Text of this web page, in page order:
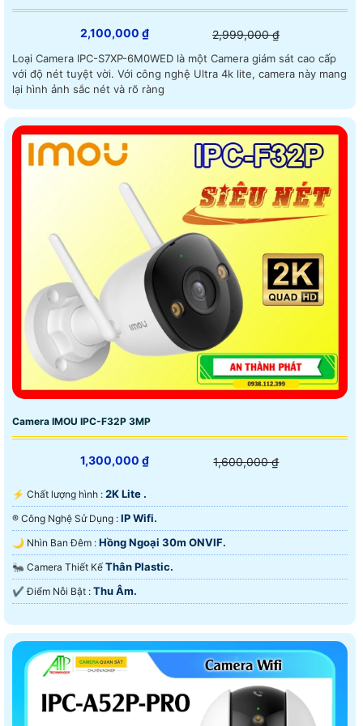
2,100,000 ₫ 2,999,000 ₫
Loại Camera IPC-S7XP-6M0WED là một Camera giám sát cao cấp
với độ nét tuyệt vời. Với công nghệ Ultra 4k lite, camera này mang
lại hình ảnh sắc nét và rõ ràng
Camera IMOU IPC-F32P 3MP
1,300,000 ₫ 1,600,000 ₫
️⚡ Chất lượng hình : 2K Lite .
®️ Công Nghệ Sử Dụng : IP Wifi.
🌙 Nhìn Ban Đêm : Hồng Ngoại 30m ONVIF.
🐜 Camera Thiết Kế Thân Plastic.
️✔️ Điểm Nỗi Bật : Thu Âm.